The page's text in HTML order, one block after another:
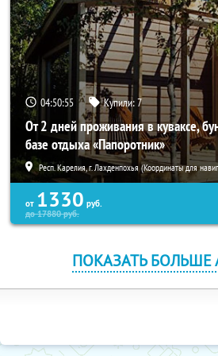
04:50:55 Купили:7
От 2 дней проживания в куваксе,
базе отдыха «Папоротник»
Респ. Карелия, г. Лахденпохья (Координаты для
от 1330 руб.
до17880руб.
ПОКАЗАТЬ БОЛЬШЕ